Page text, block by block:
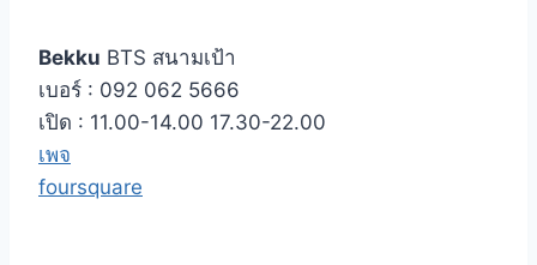
Bekku BTS สนามเป้า
เบอร์ : 092 062 5666
เปิด : 11.00-14.00 17.30-22.00
เพจ
foursquare